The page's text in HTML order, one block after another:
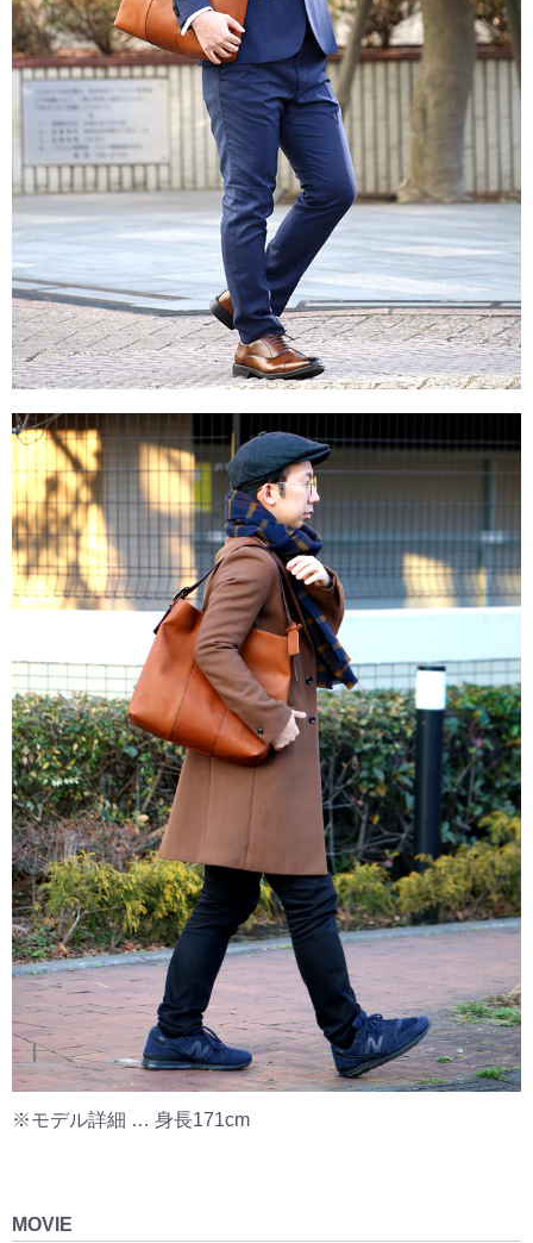
※モデル詳細 … 身長171cm
MOVIE